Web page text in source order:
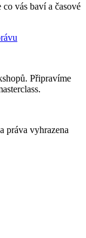
vás baví a časové
Připravíme
práva vyhrazena